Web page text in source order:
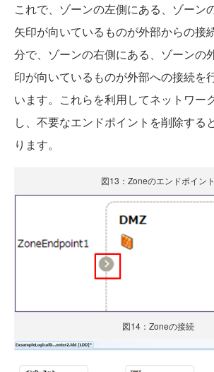
これで、ゾーンの左側にある、ゾーン
矢印が向いているものが外部からの接
分で、ゾーンの右側にある、ゾーンの
印が向いているものが外部への接続を
います。これらを利用してネットワー
し、不要なエンドポイントを削除する
ります。
図13：Zoneのエンドポイント
図14：Zoneの接続